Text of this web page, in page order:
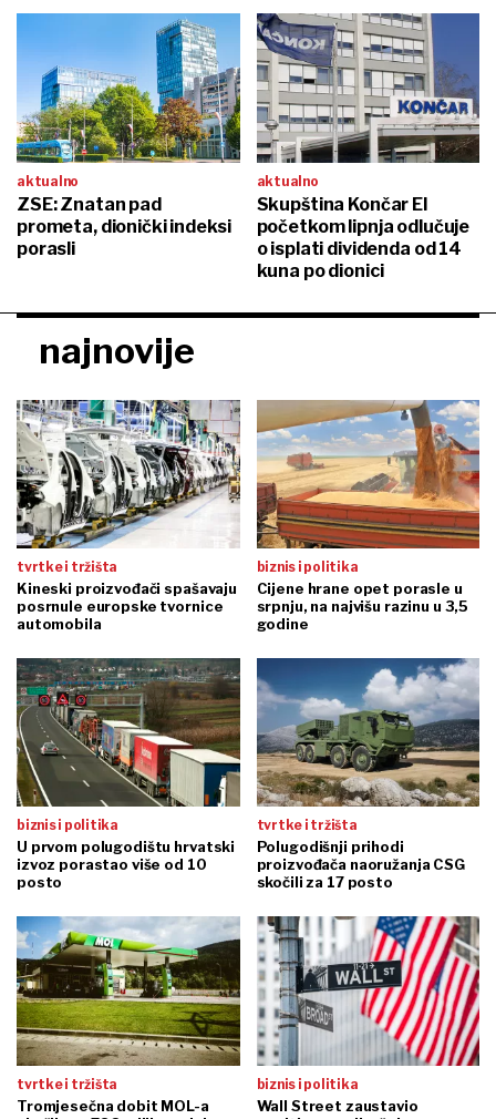
aktualno
ZSE: Znatan pad
prometa, dionički indeksi
porasli
aktualno
Skupština Končar EI
početkom lipnja odlučuje
o isplati dividenda od 14
kuna po dionici
najnovije
tvrtke i tržišta
Kineski proizvođači spašavaju
posrnule europske tvornice
automobila
biznis i politika
Cijene hrane opet porasle u
srpnju, na najvišu razinu u 3,5
godine
biznis i politika
U prvom polugodištu hrvatski
izvoz porastao više od 10
posto
tvrtke i tržišta
Polugodišnji prihodi
proizvođača naoružanja CSG
skočili za 17 posto
tvrtke i tržišta
Tromjesečna dobit MOL-a
biznis i politika
Wall Street zaustavio